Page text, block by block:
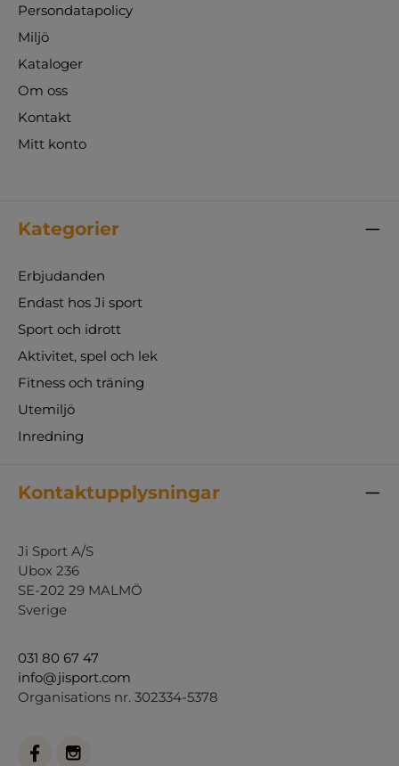
Persondatapolicy
Miljö
Kataloger
Om oss
Kontakt
Mitt konto
Kategorier
Erbjudanden
Endast hos Ji sport
Sport och idrott
Aktivitet, spel och lek
Fitness och träning
Utemiljö
Inredning
Kontaktupplysningar
Ji Sport A/S
Ubox 236
SE-202 29 MALMÖ
Sverige
031 80 67 47
info@jisport.com
Organisations nr. 302334-5378